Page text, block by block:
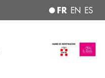
FR EN ES